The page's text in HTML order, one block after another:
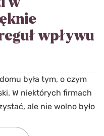
wpływu
była tym, o czym
W niektórych firmach
ale nie wolno było